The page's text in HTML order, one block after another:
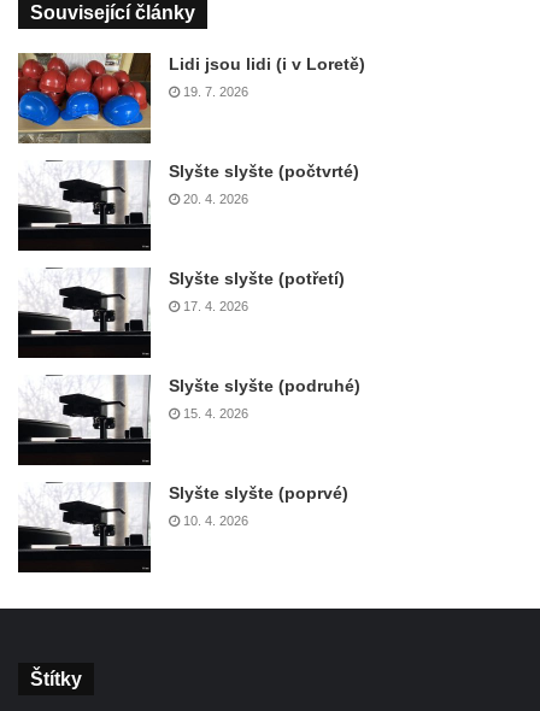
Související články
Lidi jsou lidi (i v Loretě)
19. 7. 2026
Slyšte slyšte (počtvrté)
20. 4. 2026
Slyšte slyšte (potřetí)
17. 4. 2026
Slyšte slyšte (podruhé)
15. 4. 2026
Slyšte slyšte (poprvé)
10. 4. 2026
Štítky